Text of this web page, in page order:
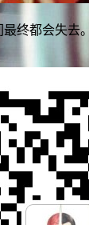
终都会失去。